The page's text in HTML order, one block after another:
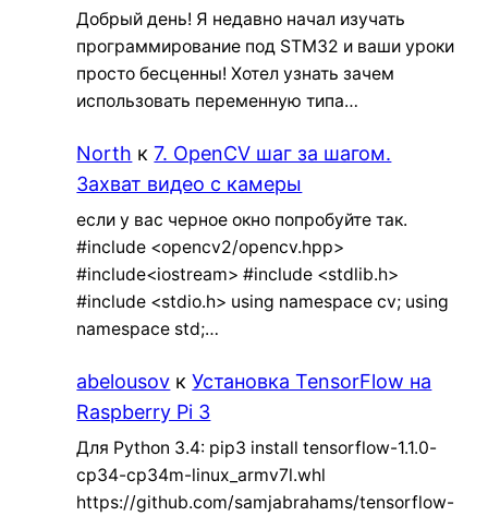
Добрый день! Я недавно начал изучать
программирование под STM32 и ваши уроки
просто бесценны! Хотел узнать зачем
использовать переменную типа…
North к7. OpenCV шаг за шагом.
Захват видео с камеры
если у вас черное окно попробуйте так.
#include <opencv2/opencv.hpp>
#include<iostream> #include <stdlib.h>
#include <stdio.h> using namespace cv; using
namespace std;…
abelousov кУстановка TensorFlow на
Raspberry Pi 3
Для Python 3.4: pip3 install tensorflow-1.1.0-
cp34-cp34m-linux_armv7l.whl
https://github.com/samjabrahams/tensorflow-